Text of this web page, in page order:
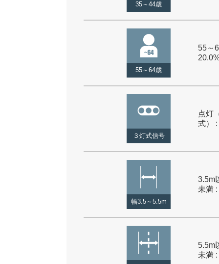
35～44歳
55～64歳
55～
３灯式信号
点灯
式）
幅3.5～5.5m
3.5m
未満
5.5m
未満